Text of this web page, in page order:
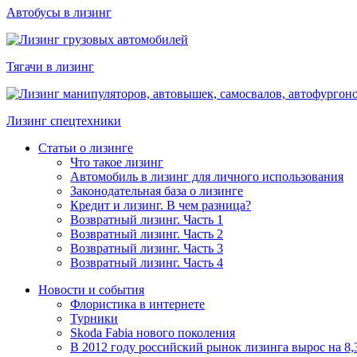
Автобусы в лизинг
Тягачи в лизинг
Лизинг спецтехники
Статьи о лизинге
Что такое лизинг
Автомобиль в лизинг для личного использования
Законодательная база о лизинге
Кредит и лизинг. В чем разница?
Возвратный лизинг. Часть 1
Возвратный лизинг. Часть 2
Возвратный лизинг. Часть 3
Возвратный лизинг. Часть 4
Новости и события
Флористика в интернете
Турники
Skoda Fabia нового поколения
В 2012 году российский рынок лизинга вырос на